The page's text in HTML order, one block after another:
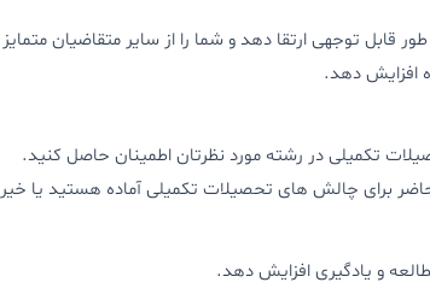
افزایش دهد.
برای چالش های تحصیلات تکمیلی آماده هستید یا